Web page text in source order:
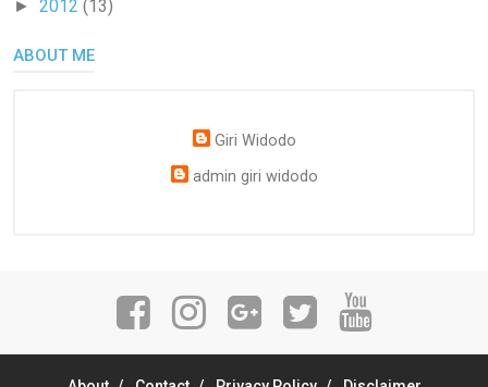
► 2012 (13)
ABOUT ME
Giri Widodo
admin giri widodo